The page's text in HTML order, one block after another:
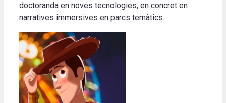
doctoranda en noves tecnologies, en concret en
narratives immersives en parcs temàtics.